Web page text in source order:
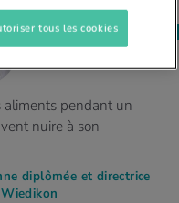
aliments pendant un
nuire à son
diplômée et directrice
tous les cookies